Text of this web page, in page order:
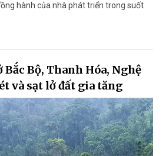
hành của nhà phát triển trong suốt
Bộ, Thanh Hóa, Nghệ
và sạt lở đất gia tăng